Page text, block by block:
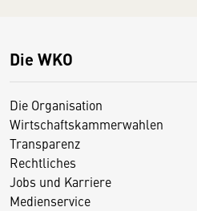
Die WKO
Die Organisation
Wirtschaftskammerwahlen
Transparenz
Rechtliches
Jobs und Karriere
Medienservice